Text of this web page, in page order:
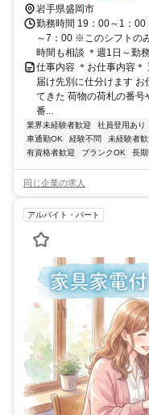
岩手県盛岡市
勤務時間 19：00～1：
～7：00 ※このシフトの
時間も相談 ＊週1日～勤
仕事内容 ＊お仕事内容＊
届け先別に仕分けます
てきた 荷物の荷札の番号
番...
業界未経験者歓迎 社員登用あり
車通勤OK
経験不問 未経験者歓
有資格者歓迎
ブランクOK 長
同じ企業の求人
アルバイト・パート